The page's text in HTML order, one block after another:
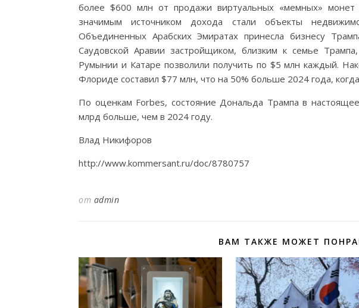
более $600 млн от продажи виртуальных «мемных»
значимым источником дохода стали объекты
Объединенных Арабских Эмиратах принесла бизнесу
Саудовской Аравии застройщиком, близким к семье
Румынии и Катаре позволили получить по $5 млн каждый.
Флориде составил $77 млн, что на 50% больше 2024 года,
По оценкам Forbes, состояние Дональда Трампа в
млрд больше, чем в 2024 году.
Влад Никифоров
http://www.kommersant.ru/doc/8780757
от admin
ВАМ ТАКЖЕ МОЖЕТ